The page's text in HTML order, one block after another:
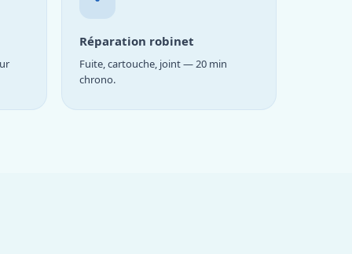
Réparation robinet
Fuite, cartouche, joint — 20 min
chrono.